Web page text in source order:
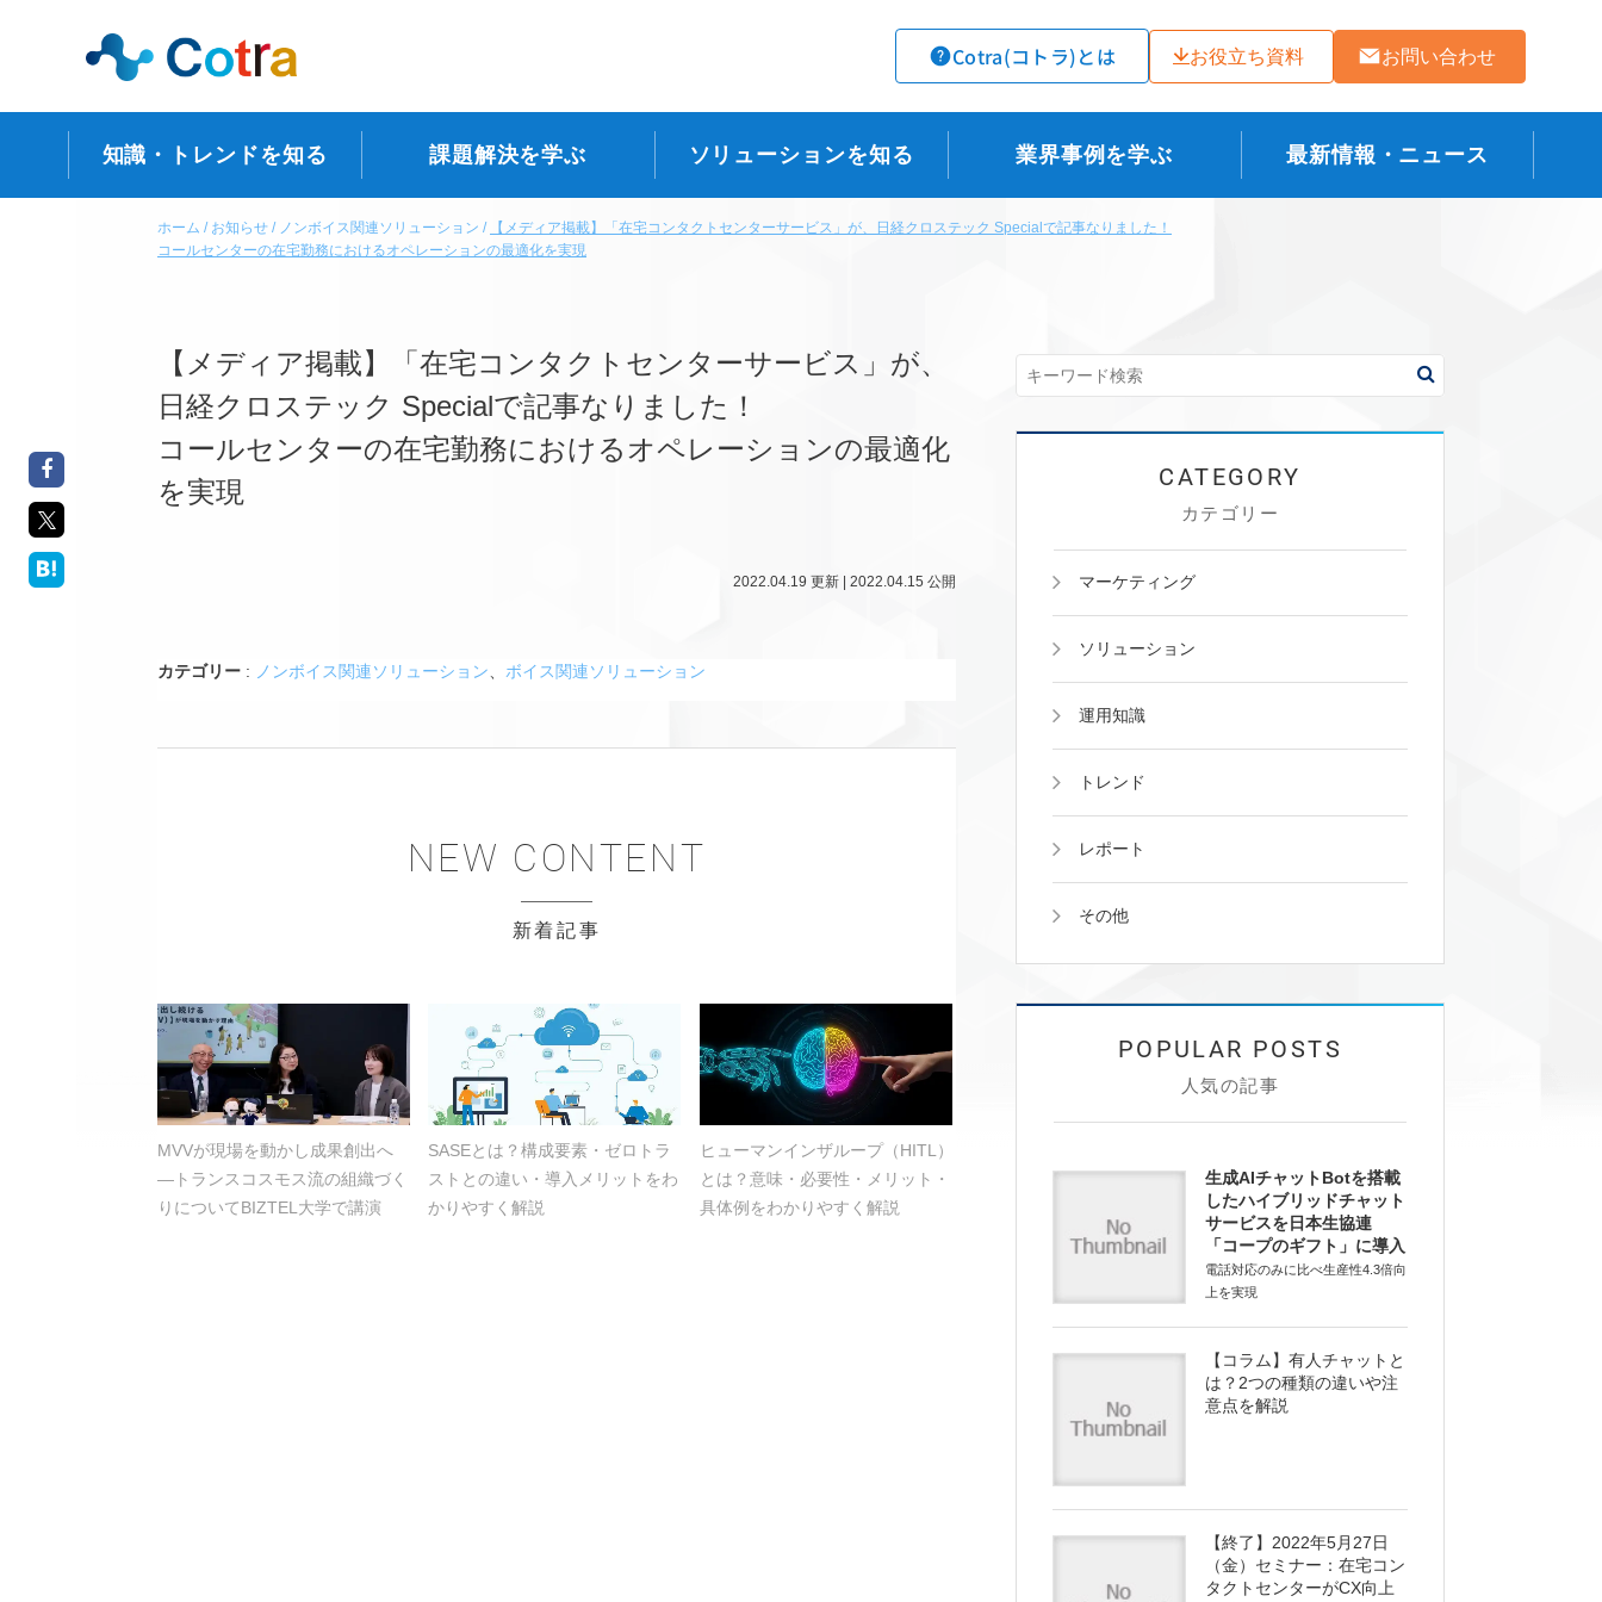
Cotra(コトラ)とは お役立ち資料 お問い合わせ
知識・トレンドを知る 課題解決を学ぶ ソリューションを知る 業界事例を学ぶ 最新情報・ニュース
ホーム お知らせ ノンボイス関連ソリューション
【メディア掲載】「在宅コンタクトセンターサービス」が、日経クロステック Specialで記事なりました！
コールセンターの在宅勤務におけるオペレーションの最適化を実現
【メディア掲載】「在宅コンタクトセンターサービス」が、
日経クロステック Specialで記事なりました！
コールセンターの在宅勤務におけるオペレーションの最適化
を実現
2022.04.19 更新 | 2022.04.15 公開
カテゴリー : ノンボイス関連ソリューション ボイス関連ソリューション
新着記事
MVVが現場を動かし成果創出へ
―トランスコスモス流の組織づく
りについてBIZTEL大学で講演
SASEとは？構成要素・ゼロトラ
ストとの違い・導入メリットをわ
かりやすく解説
ヒューマンインザループ（HITL）
とは？意味・必要性・メリット・
具体例をわかりやすく解説
カテゴリー
マーケティング
ソリューション
運用知識
トレンド
レポート
その他
人気の記事
生成AIチャットBotを搭載
したハイブリッドチャット
サービスを日本生協連
「コープのギフト」に導入
電話対応のみに比べ生産性4.3倍向
上を実現
【コラム】有人チャットと
は？2つの種類の違いや注
意点を解説
【終了】2022年5月27日
（金）セミナー：在宅コン
タクトセンターがCX向上